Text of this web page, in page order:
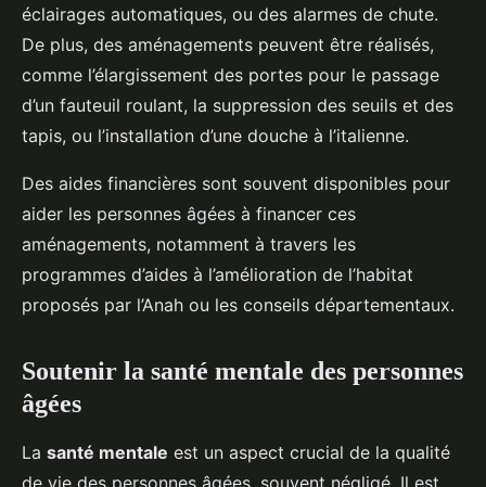
éclairages automatiques, ou des alarmes de chute.
De plus, des aménagements peuvent être réalisés,
comme l’élargissement des portes pour le passage
d’un fauteuil roulant, la suppression des seuils et des
tapis, ou l’installation d’une douche à l’italienne.
Des aides financières sont souvent disponibles pour
aider les personnes âgées à financer ces
aménagements, notamment à travers les
programmes d’aides à l’amélioration de l’habitat
proposés par l’Anah ou les conseils départementaux.
Soutenir la santé mentale des personnes
âgées
La santé mentale est un aspect crucial de la qualité